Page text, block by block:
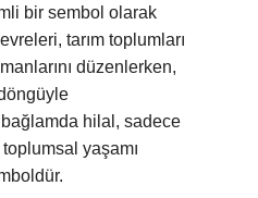
bir sembol olarak
evreleri, tarım toplumları
düzenlerken,
hilal, sadece
yaşamı